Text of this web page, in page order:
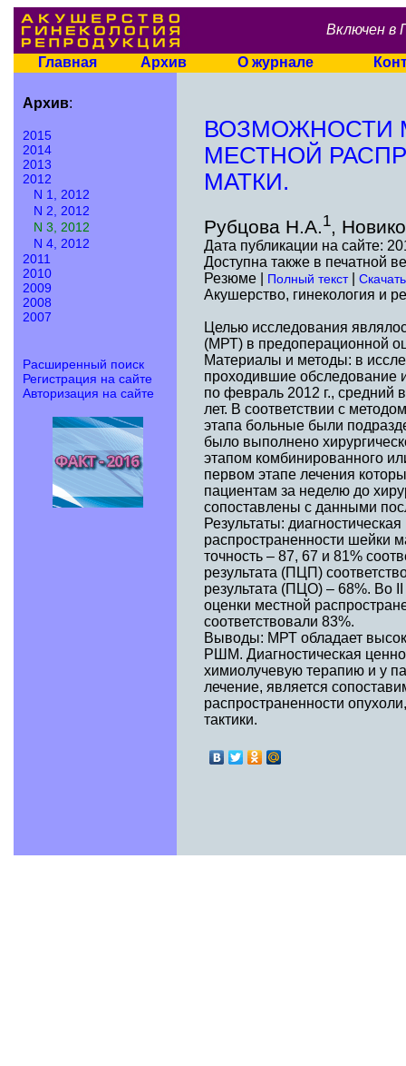
Включен в
Главная Архив О журнале
Архив:
2015
2014
2013
2012
N 1, 2012
N 2, 2012
N 3, 2012
N 4, 2012
2011
2010
2009
2008
2007
Расширенный поиск
Регистрация на сайте
Авторизация на сайте
ВОЗМОЖНОСТИ
МЕСТНОЙ
МАТКИ.
Рубцова Н.А.1,
Дата публикации на сайте:
Доступна также в печатной
Резюме | Полный текст|
Акушерство, гинекология и
Целью исследования
(МРТ) в предоперационной
Материалы и методы: в
проходившие обследование
по февраль 2012 г., средний
лет. В соответствии с
этапа больные были
было выполнено
этапом комбинированного
первом этапе лечения
пациентам за неделю до
сопоставлены с данными
Результаты:
распространенности шейки
точность – 87, 67 и 81%
результата (ПЦП)
результата (ПЦО) – 68%. Во
оценки местной
соответствовали 83%.
Выводы: МРТ обладает
РШМ. Диагностическая
химиолучевую терапию и у
лечение, является
распространенности
тактики.